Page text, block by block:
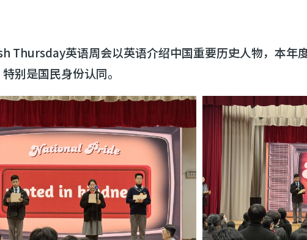
英语周会以英语介绍中国重要历史人物，本年
别是国民身份认同。